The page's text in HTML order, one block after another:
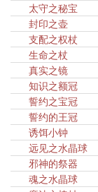
太守之秘宝
封印之壶
支配之权杖
生命之杖
真实之镜
知识之额冠
誓约之宝冠
誓约的王冠
诱饵小钟
远见之水晶球
邪神的祭器
魂之水晶球